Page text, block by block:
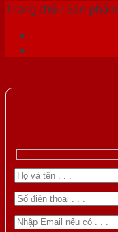
Trang chủ /Sản phẩm